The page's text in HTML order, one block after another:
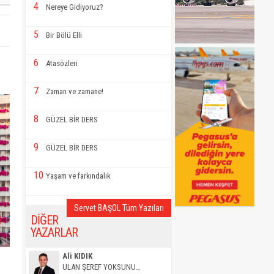
4 Nereye Gidiyoruz?
5 Bir Bölü Elli
6 Atasözleri
7 Zaman ve zamane!
8 GÜZEL BİR DERS
9 GÜZEL BİR DERS
10 Yaşam ve farkındalık
Servet BAŞOL Tüm Yazıları
DİĞER
YAZARLAR
Ali KIDIK
ULAN ŞEREF YOKSUNU…